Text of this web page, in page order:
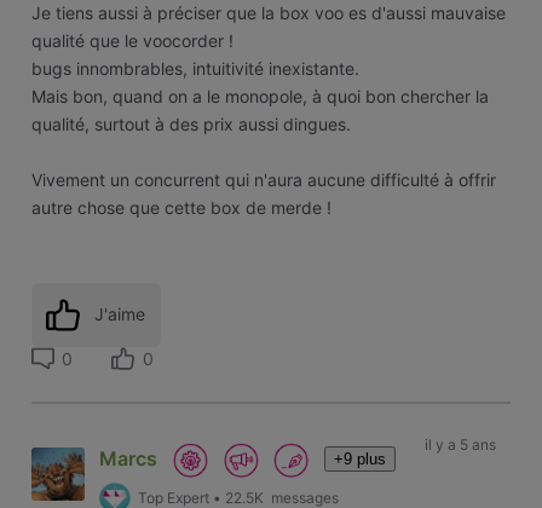
Je tiens aussi à préciser que la box voo es d'aussi mauvaise
qualité que le voocorder !
bugs innombrables, intuitivité inexistante.
Mais bon, quand on a le monopole, à quoi bon chercher la
qualité, surtout à des prix aussi dingues.
Vivement un concurrent qui n'aura aucune difficulté à offrir
autre chose que cette box de merde !
J'aime
0 0
Marcs +9 plus
Top Expert • 22.5K messages
il y a 5 ans